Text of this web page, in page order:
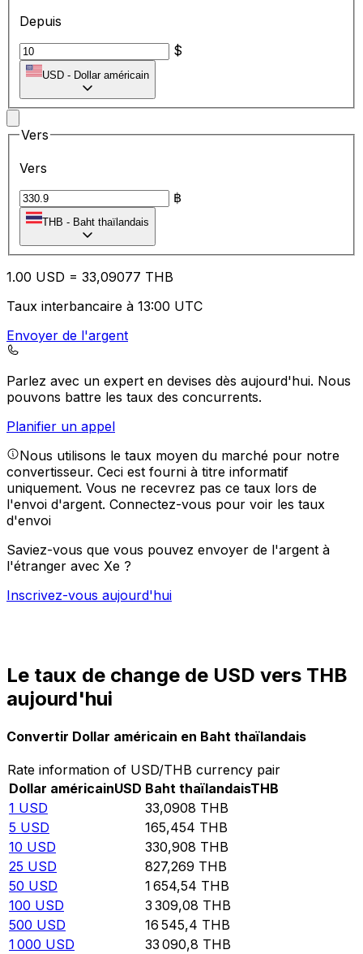
Depuis
$
USD - Dollar américain
Vers
Vers
฿
THB - Baht thaïlandais
1.00 USD = 33,09077 THB
Taux interbancaire à 13:00 UTC
Envoyer de l'argent
Parlez avec un expert en devises dès aujourd'hui. Nous
pouvons battre les taux des concurrents.
Planifier un appel
Nous utilisons le taux moyen du marché pour notre
convertisseur. Ceci est fourni à titre informatif
uniquement. Vous ne recevrez pas ce taux lors de
l'envoi d'argent. Connectez-vous pour voir les taux
d'envoi
Saviez-vous que vous pouvez envoyer de l'argent à
l'étranger avec Xe ?
Inscrivez-vous aujourd'hui
Le taux de change de USD vers THB
aujourd'hui
Convertir Dollar américain en Baht thaïlandais
Rate information of USD/THB currency pair
Dollar américainUSD Baht thaïlandaisTHB
1 USD 33,0908 THB
5 USD 165,454 THB
10 USD 330,908 THB
25 USD 827,269 THB
50 USD 1 654,54 THB
100 USD 3 309,08 THB
500 USD 16 545,4 THB
1 000 USD 33 090,8 THB